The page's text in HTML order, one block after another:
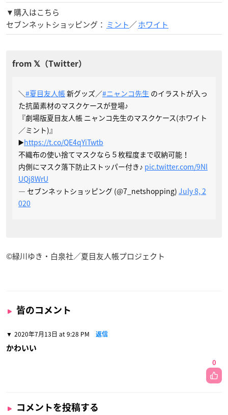
▼購入はこちら
セブンネットショッピング： ミント／ホワイト
＼#夏目友人帳新グッズ／#ニャンコ先生 のイラストが入っ
た抗菌素材のマスクケースが登場♪
『劇場版夏目友人帳 ニャンコ先生のマスクケース(ホワイト
／ミント)』
▶️https://t.co/QE4qYiTwtb
不織布の使い捨てマスクなら５枚程度まで収納可能！
内側にマスク落下防止ストッパー付き♪ pic.twitter.com/9Nl
UQj8WrU
— セブンネットショッピング (@7_netshopping) July 8, 2
020
©緑川ゆき・白泉社／夏目友人帳プロジェクト
皆のコメント
2020年7月13日 at 9:28 PM 返信
かわいい
0
コメントを投稿する